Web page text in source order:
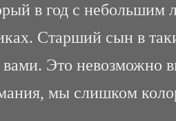
в год с
Старший сын в
вами. Это невозможно
мы слишком